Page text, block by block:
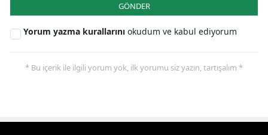
GÖNDER
Yorum yazma kurallarını okudum ve kabul ediyorum
* Bu içerik ile ilgili yorum yok, ilk yorumu siz yazın, tartışalım *